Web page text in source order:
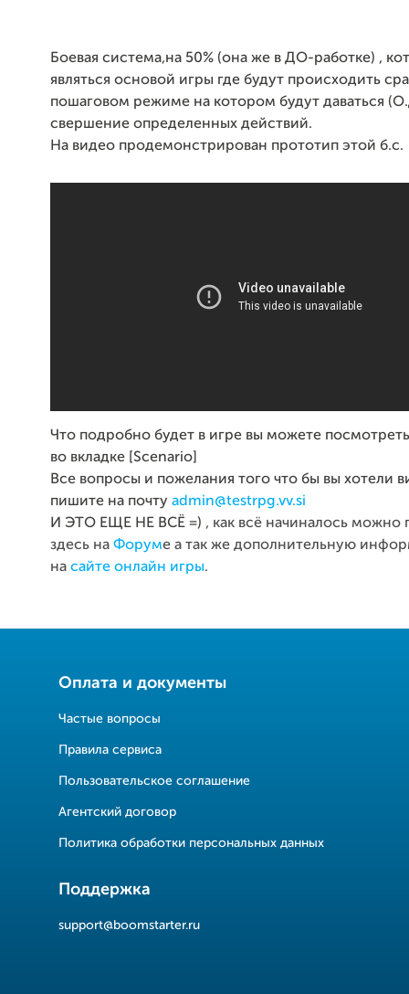
Боевая система,на 50% (она же в ДО-работке) ,
являться основой игры где будут происходить
пошаговом режиме на котором будут даваться
свершение определенных действий.
На видео продемонстрирован прототип этой б.с.
Что подробно будет в игре вы можете
во вкладке [Scenario]
Bcе вопросы и пожелания того что бы вы хотели
пишите на почту admin@testrpg.vv.si
И ЭТО ЕЩЕ НЕ ВСЁ =) , как всё начиналось можно
здесь на Форуме а так же дополнительную
на сайте онлайн игры.
Оплата и документы
Частые вопросы
Правила сервиса
Пользовательское соглашение
Агентский договор
Политика обработки персональных данных
Поддержка
support@boomstarter.ru